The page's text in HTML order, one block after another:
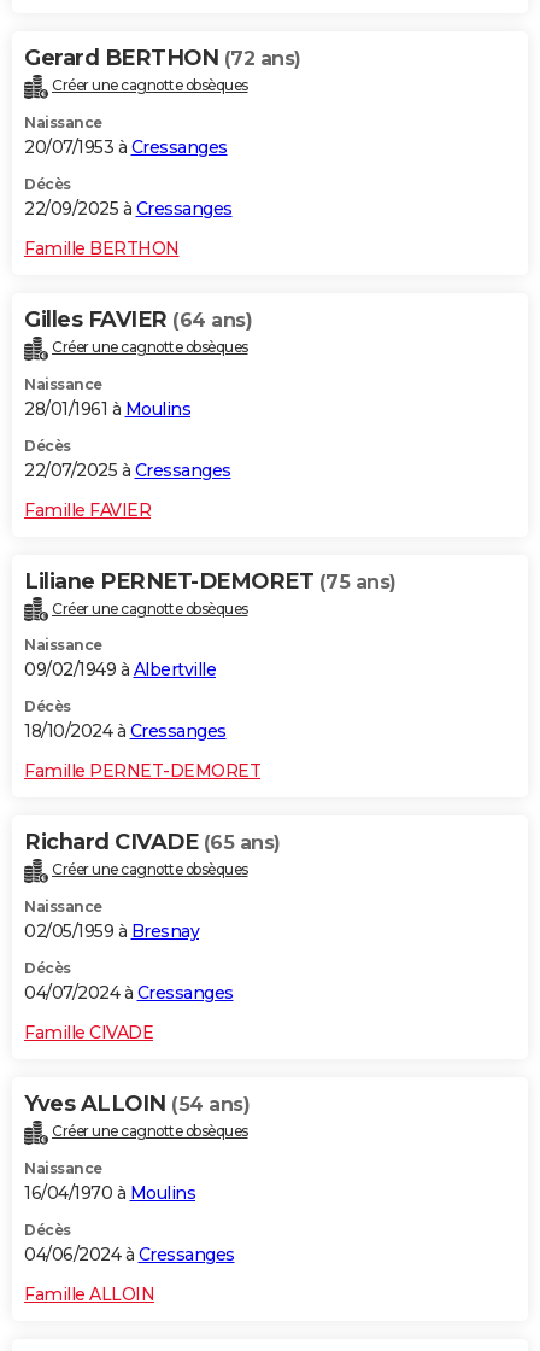
Gerard BERTHON (72 ans)
Créer une cagnotte obsèques
Naissance
20/07/1953 à Cressanges
Décès
22/09/2025 à Cressanges
Famille BERTHON
Gilles FAVIER (64 ans)
Créer une cagnotte obsèques
Naissance
28/01/1961 à Moulins
Décès
22/07/2025 à Cressanges
Famille FAVIER
Liliane PERNET-DEMORET (75 ans)
Créer une cagnotte obsèques
Naissance
09/02/1949 à Albertville
Décès
18/10/2024 à Cressanges
Famille PERNET-DEMORET
Richard CIVADE (65 ans)
Créer une cagnotte obsèques
Naissance
02/05/1959 à Bresnay
Décès
04/07/2024 à Cressanges
Famille CIVADE
Yves ALLOIN (54 ans)
Créer une cagnotte obsèques
Naissance
16/04/1970 à Moulins
Décès
04/06/2024 à Cressanges
Famille ALLOIN